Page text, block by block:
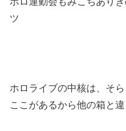
ツ
ホロライブの中核は、そ
ここがあるから他の箱と